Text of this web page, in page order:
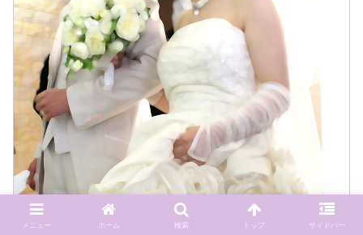
メニュー ホーム 検索 トップ サイドバー